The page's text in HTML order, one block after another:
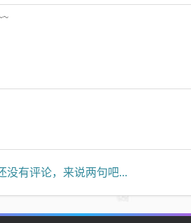
没有评论，来说两句吧...